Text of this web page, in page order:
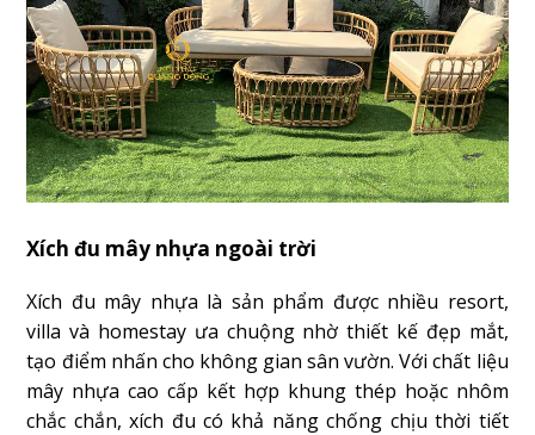
Xích đu mây nhựa ngoài trời
Xích đu mây nhựa là sản phẩm được nhiều resort,
villa và homestay ưa chuộng nhờ thiết kế đẹp mắt,
tạo điểm nhấn cho không gian sân vườn. Với chất liệu
mây nhựa cao cấp kết hợp khung thép hoặc nhôm
chắc chắn, xích đu có khả năng chống chịu thời tiết